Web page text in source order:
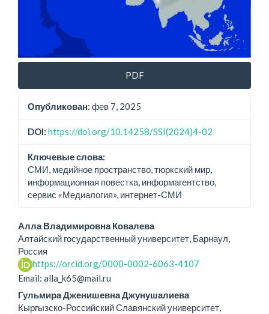
PDF
Опубликован: фев 7, 2025
DOI: https://doi.org/10.14258/SSI(2024)4-02
Ключевые слова:
СМИ, медийное пространство, тюркский мир,
информационная повестка, информагентство,
сервис «Медиалогия», интернет-СМИ
Основное
содержание
статьи
Алла Владимировна Ковалева
Алтайский государственный университет, Барнаул,
Россия
https://orcid.org/0000-0002-6063-4107
Email: alla_k65@mail.ru
Гульмира Дженишевна Джунушалиева
Кыргызско-Российский Славянский университет,